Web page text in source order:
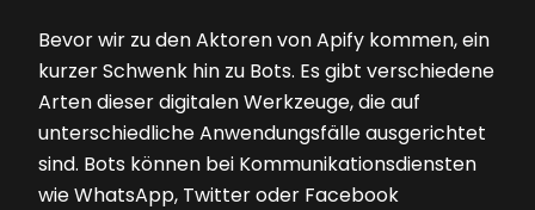
Bevor wir zu den Aktoren von Apify kommen, ein
kurzer Schwenk hin zu Bots. Es gibt verschiedene
Arten dieser digitalen Werkzeuge, die auf
unterschiedliche Anwendungsfälle ausgerichtet
sind. Bots können bei Kommunikationsdiensten
wie WhatsApp, Twitter oder Face­book